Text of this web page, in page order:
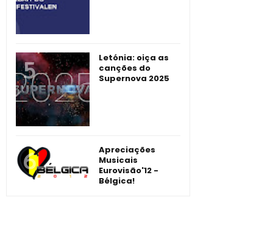
Letónia: oiça as
canções do
Supernova 2025
Apreciações
Musicais
Eurovisão'12 -
Bélgica!